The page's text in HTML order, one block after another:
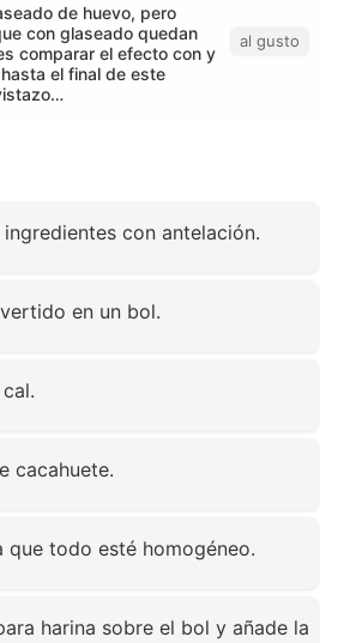
de huevo, pero
con glaseado quedan
comparar el efecto con y
el final de este
al gusto
con antelación.
en un bol.
cacahuete.
que todo esté homogéneo.
harina sobre el bol y añade la